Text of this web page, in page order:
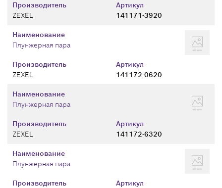
Производитель
ZEXEL
Артикул
141171-3920
Производитель
ZEXEL
Артикул
141172-0620
Наименование
Плунжерная пара
Производитель
ZEXEL
Артикул
141172-6320
Наименование
Плунжерная пара
Производитель
Артикул
Наименование
Плунжерная пара